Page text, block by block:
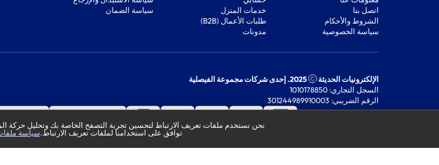
اتصل بنا
‫الشروط والأحكام‬
‫سياسة الخصوصية‬
‫خدمات المنزل‬
‫طلبات الأعمال (B2B)‬
مدونات
‫سياسة الضمان‬
الإلكترونيات الحديثة
2025. إحدى شركات مجموعة الفيصلية
السجل التجاري: 1010178850
الرقم الضريبي: 301244989910003
نحن نستخدم ملفات تعريف الارتباط لتحسين تجربة التصفح الخاصة بك وتحليل حركة
توافق على استخدامنا لملفات تعريف الارتباط.سياسة